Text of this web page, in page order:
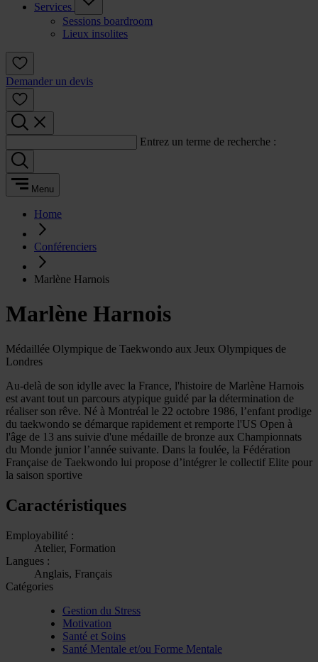
Services
Sessions boardroom
Lieux insolites
Demander un devis
Entrez un terme de recherche :
Menu
Home
Conférenciers
Marlène Harnois
Marlène Harnois
Médaillée Olympique de Taekwondo aux Jeux Olympiques de
Londres
Au-delà de son idylle avec la France, l'histoire de Marlène Harnois
est avant tout un parcours atypique guidé par la détermination de
réaliser son rêve. Né à Montréal le 22 octobre 1986, l’enfant prodige
du taekwondo se démarque rapidement et remporte l'US Open à
l'âge de 13 ans suivie d'une médaille de bronze aux Championnats
du Monde junior l’année suivante. Dans la foulée, la Fédération
Française de Taekwondo lui propose d’intégrer le collectif Elite pour
la saison sportive
Caractéristiques
Employabilité :
Atelier, Formation
Langues :
Anglais, Français
Catégories
Gestion du Stress
Motivation
Santé et Soins
Santé Mentale et/ou Forme Mentale